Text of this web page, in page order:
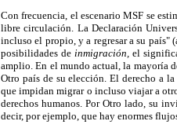
Con frecuencia, el escenario MSF se
libre circulación. La Declaración
incluso el propio, y a regresar a su país"
posibilidades de inmigración,el
amplio. En el mundo actual, la mayoría
Otro país de su elección. El derecho a la
que impidan migrar o incluso viajar a
derechos humanos. Por Otro lado, su
decir, por ejemplo, que hay enormes